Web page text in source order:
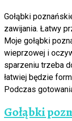
Gołąbki
zawijania. Łatwy
Moje gołąbki
wieprzowej i
sparzeniu trzeba
łatwiej będzie
Podczas
Gołąbki